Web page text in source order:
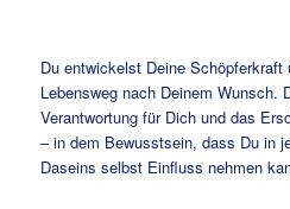
Du entwickelst Deine Schöpferkraft
Lebensweg nach Deinem Wunsch.
Verantwortung für Dich und das
– in dem Bewusstsein, dass Du in
Daseins selbst Einfluss nehmen